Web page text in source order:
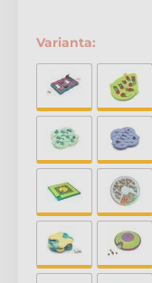
Varianta: